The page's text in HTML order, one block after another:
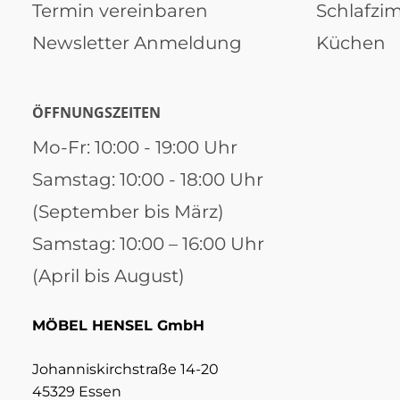
Termin vereinbaren
Newsletter Anmeldung
Küchen
ÖFFNUNGSZEITEN
Mo-Fr: 10:00 - 19:00 Uhr
Samstag: 10:00 - 18:00 Uhr
(September bis März)
Samstag: 10:00 – 16:00 Uhr
(April bis August)
MÖBEL HENSEL GmbH
Johanniskirchstraße 14-20
45329 Essen